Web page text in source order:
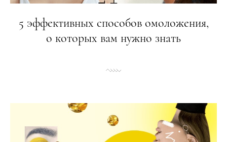
5 эффективных способов омоложения,
о которых вам нужно знать